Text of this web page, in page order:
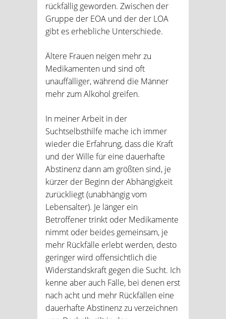
rückfällig geworden. Zwischen der
Gruppe der EOA und der der LOA
gibt es erhebliche Unterschiede.
Ältere Frauen neigen mehr zu
Medikamenten und sind oft
unauffälliger, während die Männer
mehr zum Alkohol greifen.
In meiner Arbeit in der
Suchtselbsthilfe mache ich immer
wieder die Erfahrung, dass die Kraft
und der Wille für eine dauerhafte
Abstinenz dann am größten sind, je
kürzer der Beginn der Abhängigkeit
zurückliegt (unabhängig vom
Lebensalter). Je länger ein
Betroffener trinkt oder Medikamente
nimmt oder beides gemeinsam, je
mehr Rückfälle erlebt werden, desto
geringer wird offensichtlich die
Widerstandskraft gegen die Sucht. Ich
kenne aber auch Fälle, bei denen erst
nach acht und mehr Rückfällen eine
dauerhafte Abstinenz zu verzeichnen